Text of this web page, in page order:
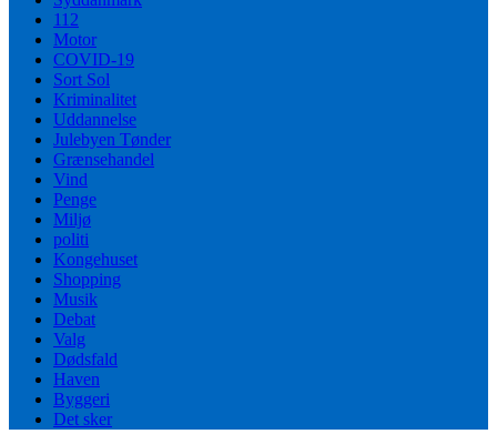
112
Motor
COVID-19
Sort Sol
Kriminalitet
Uddannelse
Julebyen Tønder
Grænsehandel
Vind
Penge
Miljø
politi
Kongehuset
Shopping
Musik
Debat
Valg
Dødsfald
Haven
Byggeri
Det sker